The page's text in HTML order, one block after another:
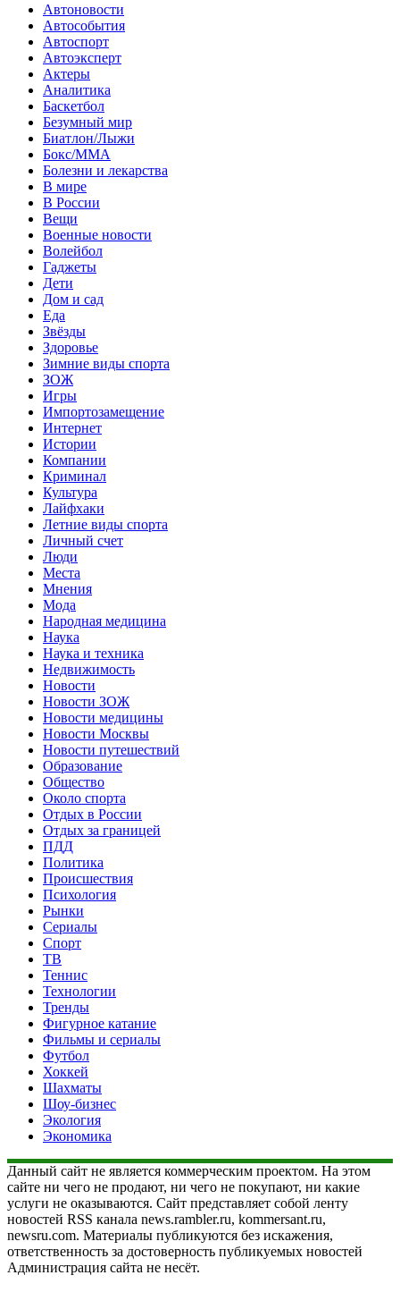
Автоновости
Автособытия
Автоспорт
Автоэксперт
Актеры
Аналитика
Баскетбол
Безумный мир
Биатлон/Лыжи
Бокс/MMA
Болезни и лекарства
В мире
В России
Вещи
Военные новости
Волейбол
Гаджеты
Дети
Дом и сад
Еда
Звёзды
Здоровье
Зимние виды спорта
ЗОЖ
Игры
Импортозамещение
Интернет
Истории
Компании
Криминал
Культура
Лайфхаки
Летние виды спорта
Личный счет
Люди
Места
Мнения
Мода
Народная медицина
Наука
Наука и техника
Недвижимость
Новости
Новости ЗОЖ
Новости медицины
Новости Москвы
Новости путешествий
Образование
Общество
Около спорта
Отдых в России
Отдых за границей
ПДД
Политика
Происшествия
Психология
Рынки
Сериалы
Спорт
ТВ
Теннис
Технологии
Тренды
Фигурное катание
Фильмы и сериалы
Футбол
Хоккей
Шахматы
Шоу-бизнес
Экология
Экономика
Данный сайт не является коммерческим проектом. На этом
сайте ни чего не продают, ни чего не покупают, ни какие
услуги не оказываются. Сайт представляет собой ленту
новостей RSS канала news.rambler.ru, kommersant.ru,
newsru.com. Материалы публикуются без искажения,
ответственность за достоверность публикуемых новостей
Администрация сайта не несёт.